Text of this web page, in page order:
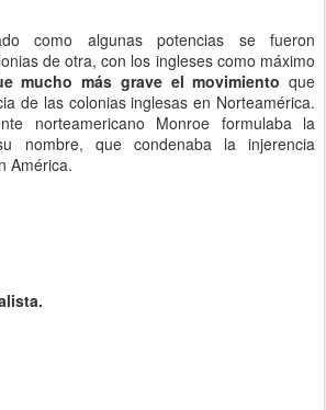
como algunas potencias se fueron
de otra, con los ingleses como máximo
mucho más grave el movimiento que
de las colonias inglesas en Norteamérica.
norteamericano Monroe formulaba la
nombre, que condenaba la injerencia
América.